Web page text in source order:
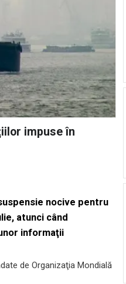
impuse în
nocive pentru
atunci când
informaţii
de Organizaţia Mondială